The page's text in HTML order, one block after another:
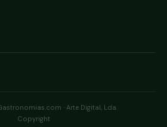
· Arte Digital, Lda.
Copyright